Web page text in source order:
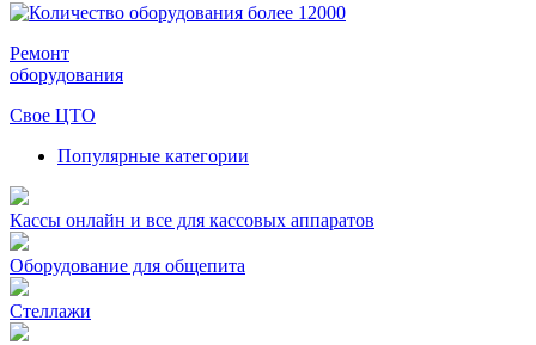
Ремонт
оборудования
Свое ЦТО
Популярные категории
Кассы онлайн и все для кассовых аппаратов
Оборудование для общепита
Стеллажи